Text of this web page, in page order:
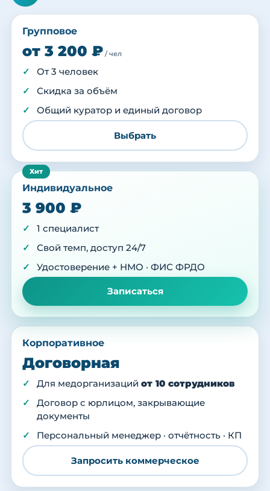
Групповое
от 3 200 ₽ / чел
От 3 человек
Скидка за объём
Общий куратор и единый договор
Выбрать
Индивидуальное
3 900 ₽
1 специалист
Свой темп, доступ 24/7
Удостоверение + НМО · ФИС ФРДО
Записаться
Корпоративное
Договорная
Для медорганизаций от 10 сотрудников
Договор с юрлицом, закрывающие
документы
Персональный менеджер · отчётность · КП
Запросить коммерческое